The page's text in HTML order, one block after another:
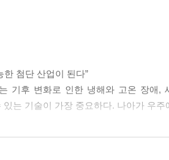
업들은 혁신의 선두에 서야 합니다. 이
트렌드를 선도하는 전략적 접근이 필
는 AI 기술을 통해 철스크랩 분류의 정
한 첨단 산업이 된다”
기후 변화로 인한 냉해와 고온 장애,
있는 기술이 가장 중요하다. 나아가 우